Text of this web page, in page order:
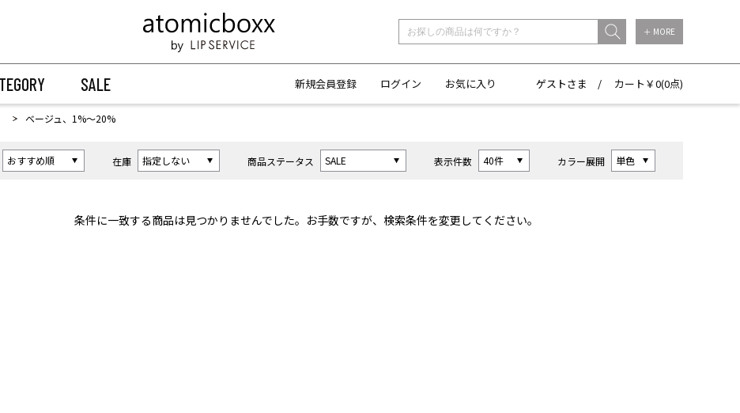
【重要】予約商品のお支払い方法（代金引換）変更に関するお知らせ
＋ MORE
SALE 新規会員登録 ログイン お気に入り ゲストさま / カート￥0(0点)
ベージュ、1%〜20%
在庫 商品ステータス 表示件数 カラー展開
条件に一致する商品は見つかりませんでした。お手数ですが、検索条件を変更してください。